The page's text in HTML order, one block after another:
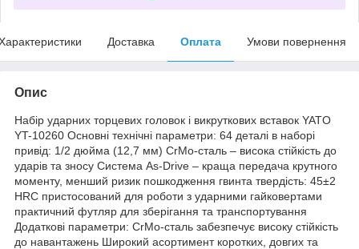
Доставка Оплата Умови повернення
Опис
Набір ударних торцевих головок і викруткових вставок YATO
YT-10260 Основні технічні параметри: 64 деталі в наборі
привід: 1/2 дюйма (12,7 мм) CrMo-сталь – висока стійкість до
ударів та зносу Система As-Drive – краща передача крутного
моменту, менший ризик пошкодження гвинта твердість: 45±2
HRC пристосований для роботи з ударними гайковертами
практичний футляр для зберігання та транспортування
Додаткові параметри: CrMo-сталь забезпечує високу стійкість
до навантажень Широкий асортимент коротких, довгих та